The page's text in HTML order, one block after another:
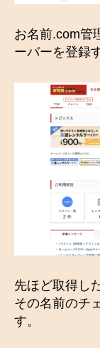
お名前.com管
ーバーを登録
先ほど取得し
その名前のチ
す。